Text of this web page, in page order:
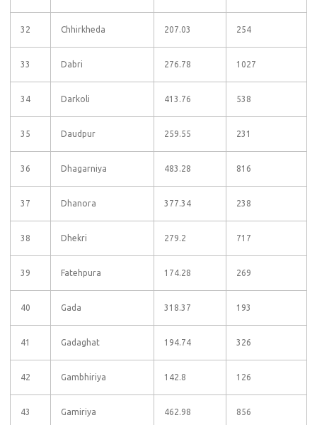
32 Chhirkheda 207.03 254
33 Dabri 276.78 1027
34 Darkoli 413.76 538
35 Daudpur 259.55 231
36 Dhagarniya 483.28 816
37 Dhanora 377.34 238
38 Dhekri 279.2 717
39 Fatehpura 174.28 269
40 Gada 318.37 193
41 Gadaghat 194.74 326
42 Gambhiriya 142.8 126
43 Gamiriya 462.98 856